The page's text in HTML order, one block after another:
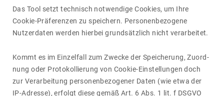
Das Tool setzt tech­nisch notwen­dige Cookies, um Ihre
Cookie-Präfe­renzen zu spei­chern. Perso­nen­be­zo­gene
Nutzer­daten werden hierbei grund­sätz­lich nicht verar­beitet.
Kommt es im Einzel­fall zum Zwecke der Spei­che­rung, Zuord­
nung oder Proto­kol­lie­rung von Cookie-Einstel­lungen doch
zur Verar­bei­tung perso­nen­be­zo­gener Daten (wie etwa der
IP-Adresse), erfolgt diese gemäß Art. 6 Abs. 1 lit. f DSGVO